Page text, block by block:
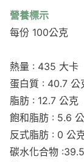
營養標示
每份 100公克
熱量 : 435 大卡
蛋白質 : 40.7 公
脂肪 : 12.7 公克
飽和脂肪 : 5.6
反式脂肪 : 0 公
碳水化合物